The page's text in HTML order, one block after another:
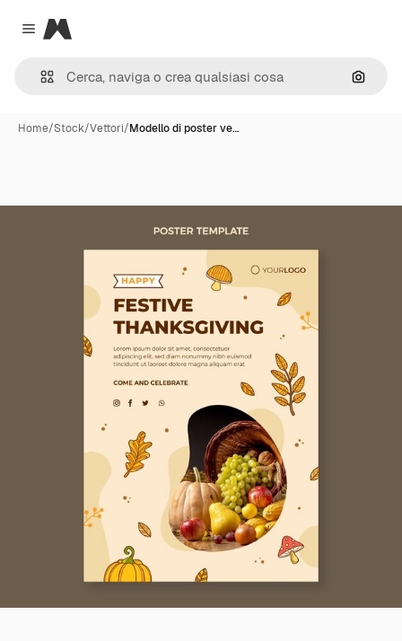
Close menu
Magnific
Cerca
Home/Stock/Vettori/Modello di poster ve…